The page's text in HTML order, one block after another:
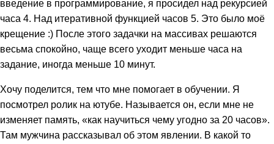
введение в программирование, я просидел над рекурсией
часа 4. Над итеративной функцией часов 5. Это было моё
крещение :) После этого задачки на массивах решаются
весьма спокойно, чаще всего уходит меньше часа на
задание, иногда меньше 10 минут.
Хочу поделится, тем что мне помогает в обучении. Я
посмотрел ролик на ютубе. Называется он, если мне не
изменяет память, «как научиться чему угодно за 20 часов».
Там мужчина рассказывал об этом явлении. В какой то